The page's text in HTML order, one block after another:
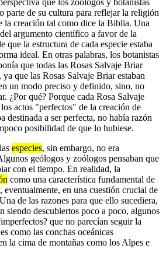
que los zoólogos y botanistas
parte de su cultura para reflejar la religión
la creación tal como dice la Biblia. Una
argumento científico a favor de la
la estructura de cada especie estaba
ideal. En otras palabras, los botanistas
que todas las Rosas Salvaje Briar
ya que las Rosas Salvaje Briar estaban
un modo preciso y definido, sino, no
¿Por qué? Porque cada Rosa Salvaje
actos "perfectos" de la creación de
destinada a ser perfecta, no había razón
posibilidad de que lo hubiese.
especies, sin embargo, no era
geólogos y zoólogos pensaban que
con el tiempo. En realidad, la
como una característica fundamental de
eventualmente, en una cuestión crucial de
de las razones para que ello sucediera,
siendo descubiertos poco a poco, algunos
que no parecían seguir la
como las conchas oceánicas
la cima de montañas como los Alpes e